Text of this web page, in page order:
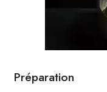
Préparation